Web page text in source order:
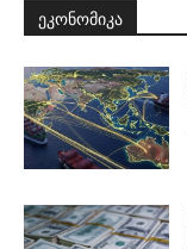
ᲔᲙᲝᲜᲝᲛᲘᲙᲐ